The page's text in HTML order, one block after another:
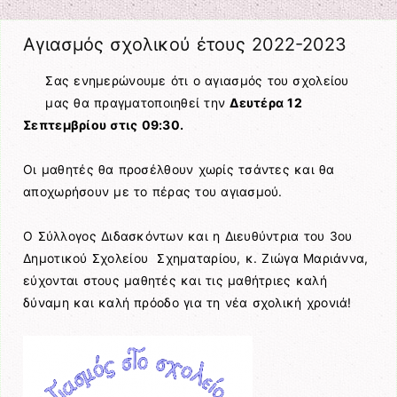
Αγιασμός σχολικού έτους 2022-2023
Σας ενημερώνουμε ότι ο αγιασμός του σχολείου
μας θα πραγματοποιηθεί τηνΔευτέρα 12
Σεπτεμβρίου στις 09:30.
Οι μαθητές θα προσέλθουν χωρίς τσάντες και θα
αποχωρήσουν με το πέρας του αγιασμού.
Ο Σύλλογος Διδασκόντων και η Διευθύντρια του 3ου
Δημοτικού Σχολείου Σχηματαρίου, κ. Ζιώγα Μαριάννα,
εύχονται στους μαθητές και τις μαθήτριες καλή
δύναμη και καλή πρόοδο για τη νέα σχολική χρονιά!